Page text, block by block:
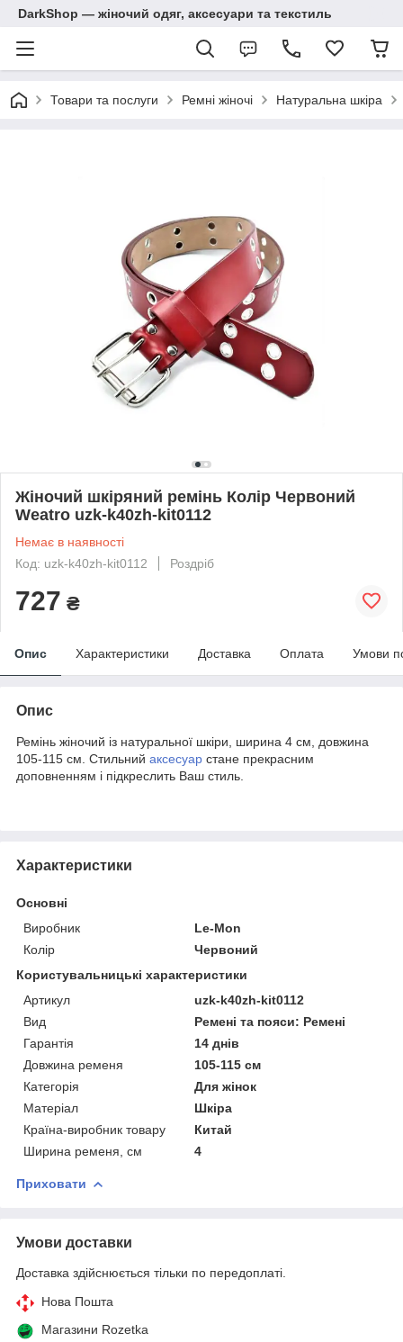
DarkShop — жіночий одяг, аксесуари та текстиль
Товари та послуги Ремні жіночі Натуральна шкіра
Жіночий шкіряний ремінь Колір Червоний
Weatro uzk-k40zh-kit0112
Немає в наявності
Код: uzk-k40zh-kit0112
Роздріб
727 ₴
Опис Характеристики Доставка Оплата Умови
Опис
Ремінь жіночий із натуральної шкіри, ширина 4 см, довжина
105-115 см. Стильний аксесуар стане прекрасним
доповненням і підкреслить Ваш стиль.
Характеристики
Основні
Виробник
Le-Mon
Колір
Червоний
Користувальницькі характеристики
Артикул
uzk-k40zh-kit0112
Вид
Ремені та пояси: Ремені
Гарантія
14 днів
Довжина ременя
105-115 см
Категорія
Для жінок
Матеріал
Шкіра
Країна-виробник товару
Китай
Ширина ременя, см
4
Приховати
Умови доставки
Доставка здійснюється тільки по передоплаті.
Нова Пошта
Магазини Rozetka